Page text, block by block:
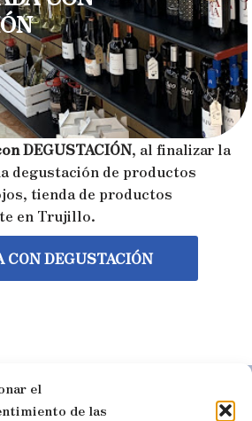
el
de las
DEGUSTACIÓN, al finalizar la
degustación de productos
tienda de productos
en Trujillo.
CON DEGUSTACIÓN
en las redes sociales